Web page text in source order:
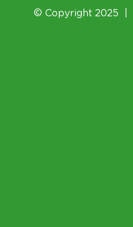
© Copyright 2025 |